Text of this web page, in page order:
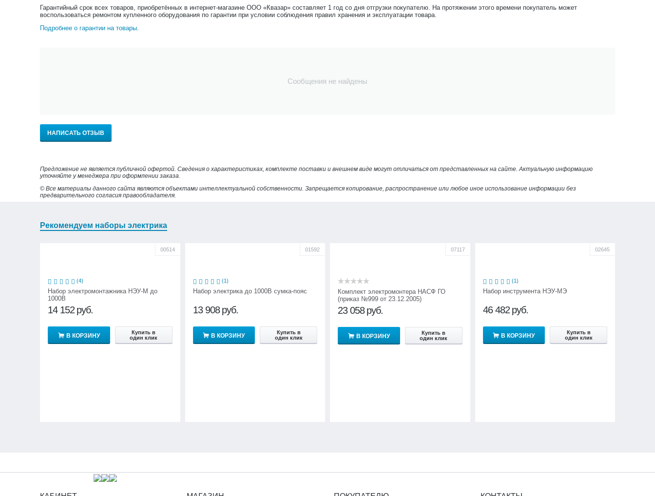
Гарантийный срок всех товаров, приобретённых в интернет-магазине ООО «Квазар» составляет 1 год со дня отгрузки покупателю. На протяжении этого времени покупатель может
воспользоваться ремонтом купленного оборудования по гарантии при условии соблюдения правил хранения и эксплуатации товара.
Подробнее о гарантии на товары.
Сообщения не найдены
НАПИСАТЬ ОТЗЫВ
Предложение не является публичной офертой. Сведения о характеристиках, комплекте поставки и внешнем виде могут отличаться от представленных на сайте. Актуальную информацию
уточняйте у менеджера при оформлении заказа.
© Все материалы данного сайта являются объектами интеллектуальной собственности. Запрещается копирование, распространение или любое иное использование информации без
предварительного согласия правообладателя.
Рекомендуем наборы электрика
00514
(4)
Набор электромонтажника НЭУ-М до
1000В
14 152 руб.
В КОРЗИНУ
Купить в
один клик
01592
(1)
Набор электрика до 1000В сумка-пояс
13 908 руб.
В КОРЗИНУ
Купить в
один клик
07117
Комплект электромонтера НАСФ ГО
(приказ №999 от 23.12.2005)
23 058 руб.
В КОРЗИНУ
Купить в
один клик
02645
(1)
Набор инструмента НЭУ-МЭ
46 482 руб.
В КОРЗИНУ
Купить в
один клик